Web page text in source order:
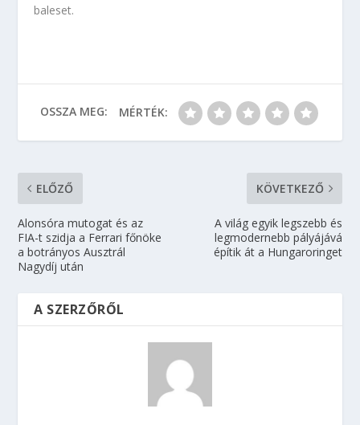
baleset.
OSSZA MEG: MÉRTÉK:
ELŐZŐ
Alonsóra mutogat és az
FIA-t szidja a Ferrari főnöke
a botrányos Ausztrál
Nagydíj után
KÖVETKEZŐ
A világ egyik legszebb és
legmodernebb pályájává
építik át a Hungaroringet
A SZERZŐRŐL